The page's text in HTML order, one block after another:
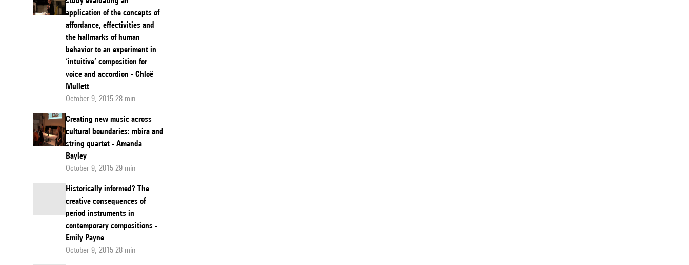
application of the concepts of
affordance, effectivities and
the hallmarks of human
behavior to an experiment in
‘intuitive’ composition for
voice and accordion - Chloë
Mullett
October 9, 2015 28 min
Creating new music across
cultural boundaries: mbira and
string quartet - Amanda
Bayley
October 9, 2015 29 min
Historically informed? The
creative consequences of
period instruments in
contemporary compositions -
Emily Payne
October 9, 2015 28 min